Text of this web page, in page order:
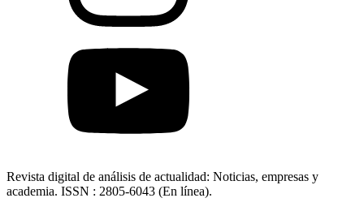
Revista digital de análisis de actualidad: Noticias, empresas y
academia. ISSN : 2805-6043 (En línea).